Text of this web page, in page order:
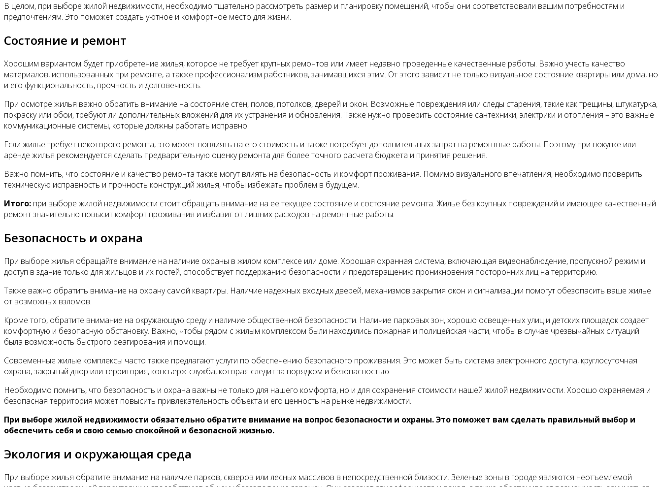
В целом, при выборе жилой недвижимости, необходимо тщательно рассмотреть размер и планировку помещений, чтобы они соответствовали вашим потребностям и
предпочтениям. Это поможет создать уютное и комфортное место для жизни.
Состояние и ремонт
Хорошим вариантом будет приобретение жилья, которое не требует крупных ремонтов или имеет недавно проведенные качественные работы. Важно учесть качество
материалов, использованных при ремонте, а также профессионализм работников, занимавшихся этим. От этого зависит не только визуальное состояние квартиры или дома, но
и его функциональность, прочность и долговечность.
При осмотре жилья важно обратить внимание на состояние стен, полов, потолков, дверей и окон. Возможные повреждения или следы старения, такие как трещины, штукатурка,
покраску или обои, требуют ли дополнительных вложений для их устранения и обновления. Также нужно проверить состояние сантехники, электрики и отопления – это важные
коммуникационные системы, которые должны работать исправно.
Если жилье требует некоторого ремонта, это может повлиять на его стоимость и также потребует дополнительных затрат на ремонтные работы. Поэтому при покупке или
аренде жилья рекомендуется сделать предварительную оценку ремонта для более точного расчета бюджета и принятия решения.
Важно помнить, что состояние и качество ремонта также могут влиять на безопасность и комфорт проживания. Помимо визуального впечатления, необходимо проверить
техническую исправность и прочность конструкций жилья, чтобы избежать проблем в будущем.
Итого: при выборе жилой недвижимости стоит обращать внимание на ее текущее состояние и состояние ремонта. Жилье без крупных повреждений и имеющее качественный
ремонт значительно повысит комфорт проживания и избавит от лишних расходов на ремонтные работы.
Безопасность и охрана
При выборе жилья обращайте внимание на наличие охраны в жилом комплексе или доме. Хорошая охранная система, включающая видеонаблюдение, пропускной режим и
доступ в здание только для жильцов и их гостей, способствует поддержанию безопасности и предотвращению проникновения посторонних лиц на территорию.
Также важно обратить внимание на охрану самой квартиры. Наличие надежных входных дверей, механизмов закрытия окон и сигнализации помогут обезопасить ваше жилье
от возможных взломов.
Кроме того, обратите внимание на окружающую среду и наличие общественной безопасности. Наличие парковых зон, хорошо освещенных улиц и детских площадок создает
комфортную и безопасную обстановку. Важно, чтобы рядом с жилым комплексом были находились пожарная и полицейская части, чтобы в случае чрезвычайных ситуаций
была возможность быстрого реагирования и помощи.
Современные жилые комплексы часто также предлагают услуги по обеспечению безопасного проживания. Это может быть система электронного доступа, круглосуточная
охрана, закрытый двор или территория, консьерж-служба, которая следит за порядком и безопасностью.
Необходимо помнить, что безопасность и охрана важны не только для нашего комфорта, но и для сохранения стоимости нашей жилой недвижимости. Хорошо охраняемая и
безопасная территория может повысить привлекательность объекта и его ценность на рынке недвижимости.
При выборе жилой недвижимости обязательно обратите внимание на вопрос безопасности и охраны. Это поможет вам сделать правильный выбор и
обеспечить себя и свою семью спокойной и безопасной жизнью.
Экология и окружающая среда
При выборе жилья обратите внимание на наличие парков, скверов или лесных массивов в непосредственной близости. Зеленые зоны в городе являются неотъемлемой